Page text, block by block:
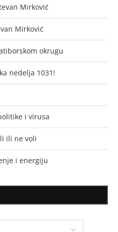
Mirković
Mirković
okrugu
nedelja 1031!
i virusa
ili ne voli
i energiju